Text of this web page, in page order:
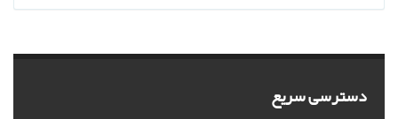
دسترسی سریع